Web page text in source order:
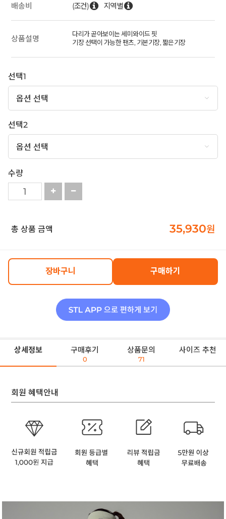
배송비 (조건) 지역별
상품설명
다리가 곧아보이는 세미와이드 핏
기장 선택이 가능한 팬츠, 기본기장, 짧은기장
선택1
선택2
수량
총 상품 금액 35,930원
장바구니 구매하기
상세정보 구매후기
0
상품문의
71
사이즈 추천
회원 혜택안내